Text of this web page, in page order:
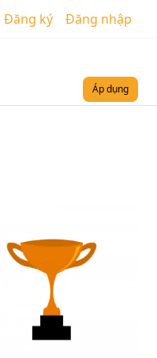
Đăng ký Đăng nhập
Áp dụng